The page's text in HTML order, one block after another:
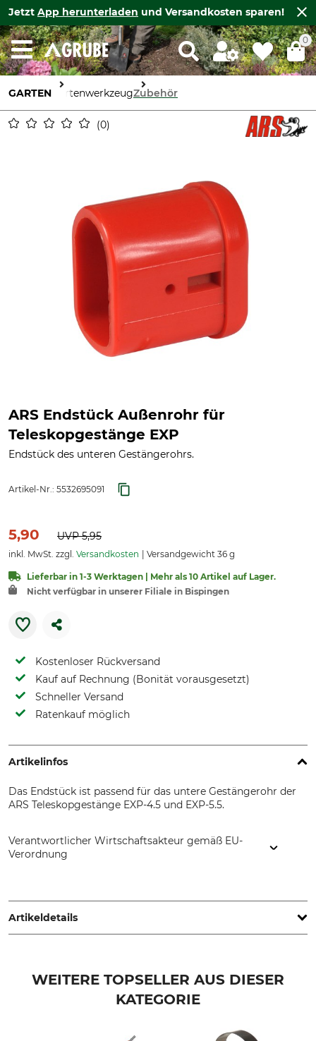
Jetzt App herunterladen und Versandkosten sparen!
0
GARTEN GartenwerkzeugZubehör
0
ARS Endstück Außenrohr für
Teleskopgestänge EXP
Endstück des unteren Gestängerohrs.
Artikel-Nr.: 5532695091
5,90 UVP5,95
inkl. MwSt. zzgl. Versandkosten Versandgewicht 36 g
Lieferbar in 1-3 Werktagen | Mehr als 10 Artikel auf Lager.
Nicht verfügbar in unserer Filiale in Bispingen
Kostenloser Rückversand
Kauf auf Rechnung (Bonität vorausgesetzt)
Schneller Versand
Ratenkauf möglich
Artikelinfos
Das Endstück ist passend für das untere Gestängerohr der
ARS Teleskopgestänge EXP-4.5 und EXP-5.5.
Verantwortlicher Wirtschaftsakteur gemäß EU-
Verordnung
Endingen, Germany, www.tiger-pabst.de
Artikeldetails
Herstellung
WEITERE TOPSELLER AUS DIESER
KATEGORIE